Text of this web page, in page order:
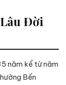
Đời
năm kể từ năm
Bến